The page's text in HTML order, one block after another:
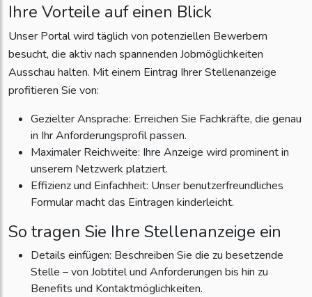
Ihre Vorteile auf einen Blick
Unser Portal wird täglich von potenziellen Bewerbern
besucht, die aktiv nach spannenden Jobmöglichkeiten
Ausschau halten. Mit einem Eintrag Ihrer Stellenanzeige
profitieren Sie von:
Gezielter Ansprache: Erreichen Sie Fachkräfte, die genau
in Ihr Anforderungsprofil passen.
Maximaler Reichweite: Ihre Anzeige wird prominent in
unserem Netzwerk platziert.
Effizienz und Einfachheit: Unser benutzerfreundliches
Formular macht das Eintragen kinderleicht.
So tragen Sie Ihre Stellenanzeige ein
Details einfügen: Beschreiben Sie die zu besetzende
Stelle – von Jobtitel und Anforderungen bis hin zu
Benefits und Kontaktmöglichkeiten.